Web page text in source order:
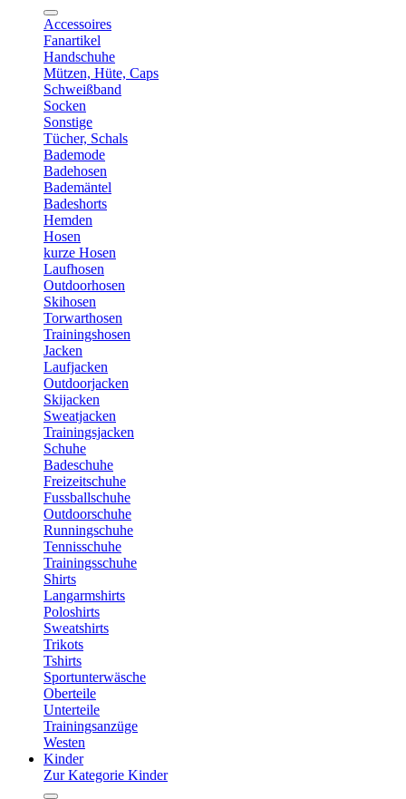
Accessoires
Fanartikel
Handschuhe
Mützen, Hüte, Caps
Schweißband
Socken
Sonstige
Tücher, Schals
Bademode
Badehosen
Bademäntel
Badeshorts
Hemden
Hosen
kurze Hosen
Laufhosen
Outdoorhosen
Skihosen
Torwarthosen
Trainingshosen
Jacken
Laufjacken
Outdoorjacken
Skijacken
Sweatjacken
Trainingsjacken
Schuhe
Badeschuhe
Freizeitschuhe
Fussballschuhe
Outdoorschuhe
Runningschuhe
Tennisschuhe
Trainingsschuhe
Shirts
Langarmshirts
Poloshirts
Sweatshirts
Trikots
Tshirts
Sportunterwäsche
Oberteile
Unterteile
Trainingsanzüge
Westen
Kinder
Zur Kategorie Kinder